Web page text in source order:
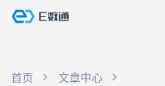
首页
文章中心